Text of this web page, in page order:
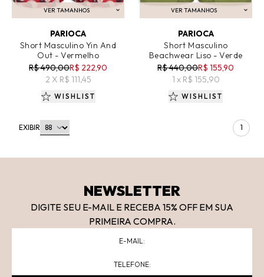
VER TAMANHOS
ADICIONAR AO CARRINHO
PARIOCA
Short Masculino Yin And
Out - Vermelho
R$ 490,00R$ 222,90
2 X R$ 111,45
WISHLIST
VER TAMANHOS
ADICIONAR AO CARRINHO
PARIOCA
Short Masculino
Beachwear Liso - Verde
R$ 440,00R$ 155,90
1 x R$ 155,90
WISHLIST
EXIBIR 1
NEWSLETTER
DIGITE SEU E-MAIL E RECEBA 15% OFF EM SUA
PRIMEIRA COMPRA.